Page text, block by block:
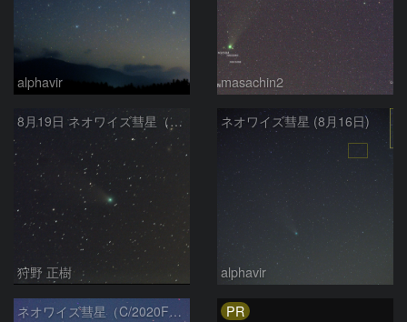
alphavir masachin2
8月19日 ネオワイズ彗星（C/2020 F3）
狩野 正樹
ネオワイズ彗星 (8月16日)
alphavir
ネオワイズ彗星（C/2020F3）7月30日 200mm PR